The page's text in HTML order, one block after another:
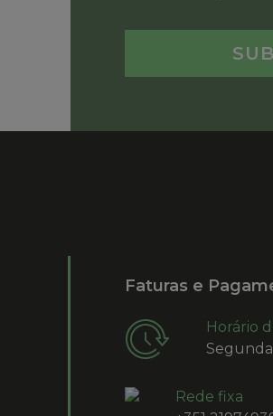
Faturas e
Horário
Rede fixa